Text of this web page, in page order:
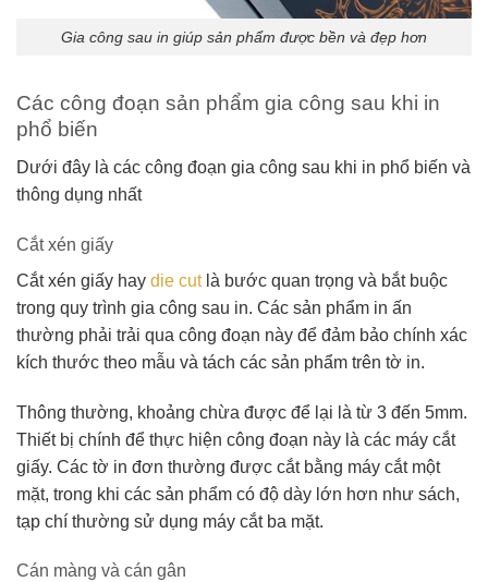
Gia công sau in giúp sản phẩm được bền và đẹp hơn
Các công đoạn sản phẩm gia công sau khi in
phổ biến
Dưới đây là các công đoạn gia công sau khi in phổ biến và
thông dụng nhất
Cắt xén giấy
Cắt xén giấy hay die cutlà bước quan trọng và bắt buộc
trong quy trình gia công sau in. Các sản phẩm in ấn
thường phải trải qua công đoạn này để đảm bảo chính xác
kích thước theo mẫu và tách các sản phẩm trên tờ in.
Thông thường, khoảng chừa được để lại là từ 3 đến 5mm.
Thiết bị chính để thực hiện công đoạn này là các máy cắt
giấy. Các tờ in đơn thường được cắt bằng máy cắt một
mặt, trong khi các sản phẩm có độ dày lớn hơn như sách,
tạp chí thường sử dụng máy cắt ba mặt.
Cán màng và cán gân